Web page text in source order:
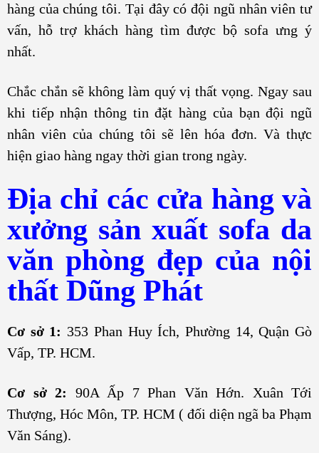
hàng của chúng tôi. Tại đây có đội ngũ nhân viên tư
vấn, hỗ trợ khách hàng tìm được bộ sofa ưng ý
nhất.
Chắc chắn sẽ không làm quý vị thất vọng. Ngay sau
khi tiếp nhận thông tin đặt hàng của bạn đội ngũ
nhân viên của chúng tôi sẽ lên hóa đơn. Và thực
hiện giao hàng ngay thời gian trong ngày.
Địa chỉ các cửa hàng và
xưởng sản xuất sofa da
văn phòng đẹp của nội
thất Dũng Phát
Cơ sở 1: 353 Phan Huy Ích, Phường 14, Quận Gò
Vấp, TP. HCM.
Cơ sở 2: 90A Ấp 7 Phan Văn Hớn. Xuân Tới
Thượng, Hóc Môn, TP. HCM ( đối diện ngã ba Phạm
Văn Sáng).